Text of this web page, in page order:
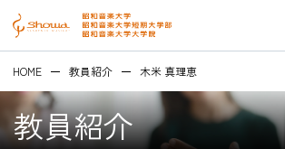
HOME 教員紹介 木米 真理恵
教員紹介